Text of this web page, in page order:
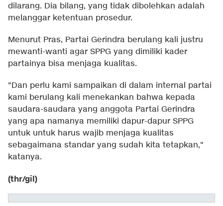
dilarang. Dia bilang, yang tidak dibolehkan adalah
melanggar ketentuan prosedur.
Menurut Pras, Partai Gerindra berulang kali justru
mewanti-wanti agar SPPG yang dimiliki kader
partainya bisa menjaga kualitas.
"Dan perlu kami sampaikan di dalam internal partai
kami berulang kali menekankan bahwa kepada
saudara-saudara yang anggota Partai Gerindra
yang apa namanya memiliki dapur-dapur SPPG
untuk untuk harus wajib menjaga kualitas
sebagaimana standar yang sudah kita tetapkan,"
katanya.
(thr/gil)